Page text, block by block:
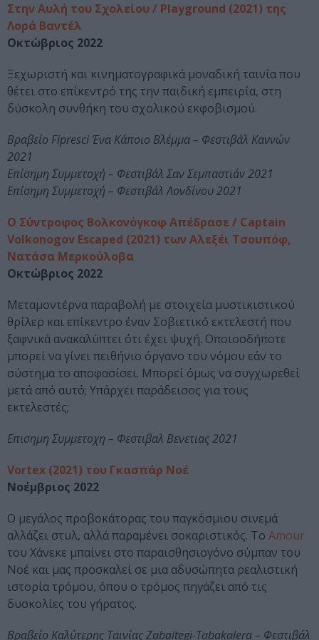
Στην Αυλή του Σχολείου / Playground (2021) της
Λορά Βαντέλ
Οκτώβριος 2022
Ξεχωριστή και κινηματογραφικά μοναδική ταινία που
θέτει στο επίκεντρό της την παιδική εμπειρία, στη
δύσκολη συνθήκη του σχολικού εκφοβισμού.
Βραβείο Fipresci Ένα Κάποιο Βλέμμα – Φεστιβάλ Καννών
2021
Επίσημη Συμμετοχή – Φεστιβάλ Σαν Σεμπαστιάν 2021
Επίσημη Συμμετοχή – Φεστιβάλ Λονδίνου 2021
Ο Σύντροφος Βολκονόγκοφ Απέδρασε / Captain
Volkonogov Escaped (2021) των Αλεξέι Τσουπόφ,
Νατάσα Μερκούλοβα
Οκτώβριος 2022
Μεταμοντέρνα παραβολή με στοιχεία μυστικιστικού
θρίλερ και επίκεντρο έναν Σοβιετικό εκτελεστή που
ξαφνικά ανακαλύπτει ότι έχει ψυχή. Οποιοσδήποτε
μπορεί να γίνει πειθήνιο όργανο του νόμου εάν το
σύστημα το αποφασίσει. Μπορεί όμως να συγχωρεθεί
μετά από αυτό; Υπάρχει παράδεισος για τους
εκτελεστές;
Επισημη Συμμετοχη – Φεστιβαλ Βενετιας 2021
Vortex (2021) του Γκασπάρ Νοέ
Νοέμβριος 2022
Ο μεγάλος προβοκάτορας του παγκόσμιου σινεμά
αλλάζει στυλ, αλλά παραμένει σοκαριστικός. Το Amour
του Χάνεκε μπαίνει στο παραισθησιογόνο σύμπαν του
Νοέ και μας προσκαλεί σε μια αδυσώπητα ρεαλιστική
ιστορία τρόμου, όπου ο τρόμος πηγάζει από τις
δυσκολίες του γήρατος.
Βραβείο Καλύτερης Ταινίας Zabaltegi-Tabakalera – Φεστιβάλ